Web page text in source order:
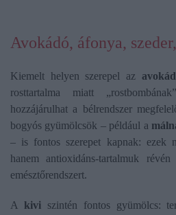
Avokádó, áfonya,
Kiemelt helyen szerepel az
rosttartalma miatt
hozzájárulhat a bélrendszer
bogyós gyümölcsök – például a
– is fontos szerepet kapnak: ezek
hanem antioxidáns-tartalmuk
emésztőrendszert.
A kivi szintén fontos gyümölcs: